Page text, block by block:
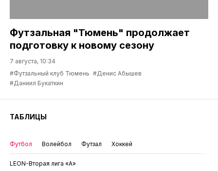
Футзальная "Тюмень" продолжает
подготовку к новому сезону
7 августа, 10:34
#Футзальный клуб Тюмень #Денис Абышев
#Даниил Букаткин
ТАБЛИЦЫ
Футбол Волейбол Футзал Хоккей
LEON-Вторая лига «А»